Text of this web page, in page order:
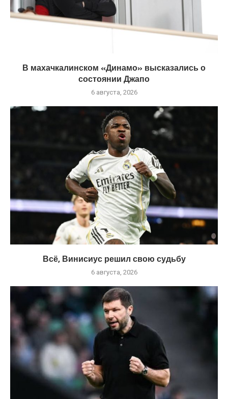
В махачкалинском «Динамо» высказались о
состоянии Джапо
6 августа, 2026
Всё, Винисиус решил свою судьбу
6 августа, 2026